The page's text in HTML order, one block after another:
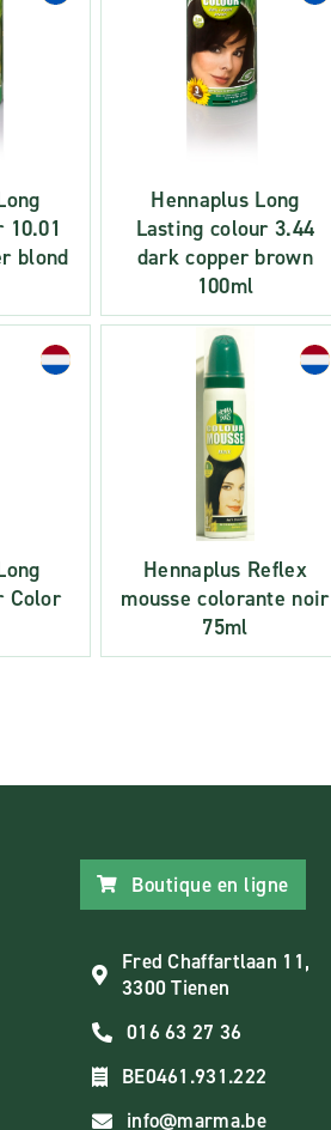
10.01
blond
Hennaplus Long
Lasting colour 3.44
dark copper brown
100ml
Color
Hennaplus Reflex
mousse colorante noir
75ml
Boutique en ligne
Fred Chaffartlaan 11,
3300 Tienen
016 63 27 36
BE0461.931.222
info@marma.be